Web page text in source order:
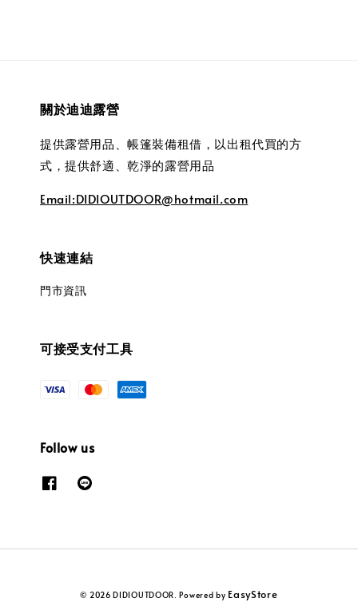
關於迪迪露營
提供露營用品、帳篷裝備租借，以出租代買的方
式，提供舒適、乾淨的露營用品
Email:DIDIOUTDOOR@hotmail.com
快速連結
門市資訊
可接受支付工具
Follow us
© 2026 DIDIOUTDOOR. Powered by EasyStore